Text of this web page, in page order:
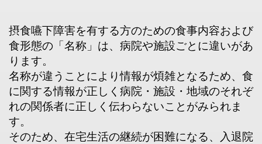
摂食嚥下障害を有する方のための食事内容および
食形態の「名称」は、病院や施設ごとに違いがあ
ります。
名称が違うことにより情報が煩雑となるため、食
に関する情報が正しく病院・施設・地域のそれぞ
れの関係者に正しく伝わらないことがみられま
す。
そのため、在宅生活の継続が困難になる、入退院